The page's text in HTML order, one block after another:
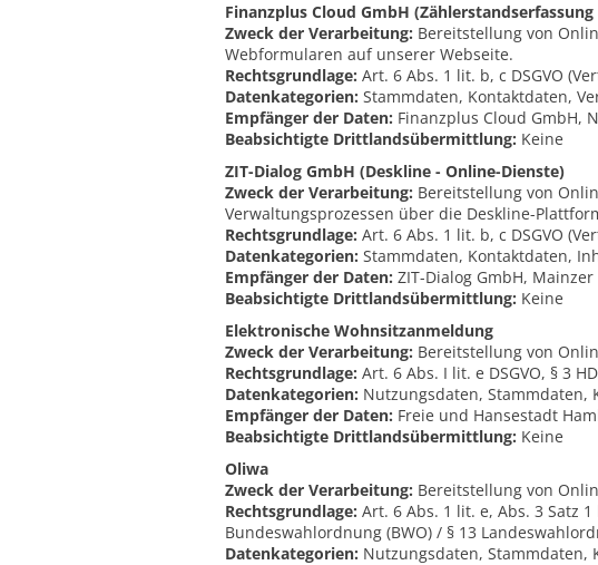
Finanzplus Cloud GmbH
Zweck der Verarbeitung: Bereitstellung von
Webformularen auf unserer Webseite.
Rechtsgrundlage: Art. 6 Abs. 1 lit. b, c DSGVO
Datenkategorien: Stammdaten, Kontaktdaten,
Empfänger der Daten: Finanzplus Cloud GmbH,
Beabsichtigte Drittlandsübermittlung: Keine
ZIT-Dialog GmbH (Deskline - Online-Dienste)
Zweck der Verarbeitung: Bereitstellung von
Verwaltungsprozessen über die Deskline-
Rechtsgrundlage: Art. 6 Abs. 1 lit. b, c DSGVO
Datenkategorien: Stammdaten, Kontaktdaten,
Empfänger der Daten: ZIT-Dialog GmbH,
Beabsichtigte Drittlandsübermittlung: Keine
Elektronische Wohnsitzanmeldung
Zweck der Verarbeitung: Bereitstellung von
Rechtsgrundlage: Art. 6 Abs. I lit. e DSGVO, § 3
Datenkategorien: Nutzungsdaten, Stammdaten,
Empfänger der Daten: Freie und Hansestadt
Beabsichtigte Drittlandsübermittlung: Keine
Oliwa
Zweck der Verarbeitung: Bereitstellung von
Rechtsgrundlage: Art. 6 Abs. 1 lit. e, Abs. 3 Satz
Bundeswahlordnung (BWO) / § 13
Datenkategorien: Nutzungsdaten, Stammdaten,